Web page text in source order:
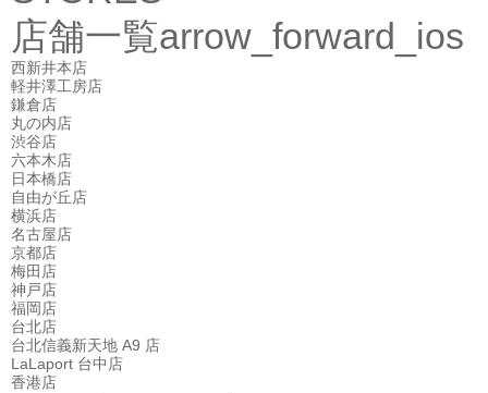
店舗一覧arrow_forward_ios
西新井本店
軽井澤工房店
鎌倉店
丸の内店
渋谷店
六本木店
日本橋店
自由が丘店
横浜店
名古屋店
京都店
梅田店
神戸店
福岡店
台北店
台北信義新天地 A9 店
LaLaport 台中店
香港店